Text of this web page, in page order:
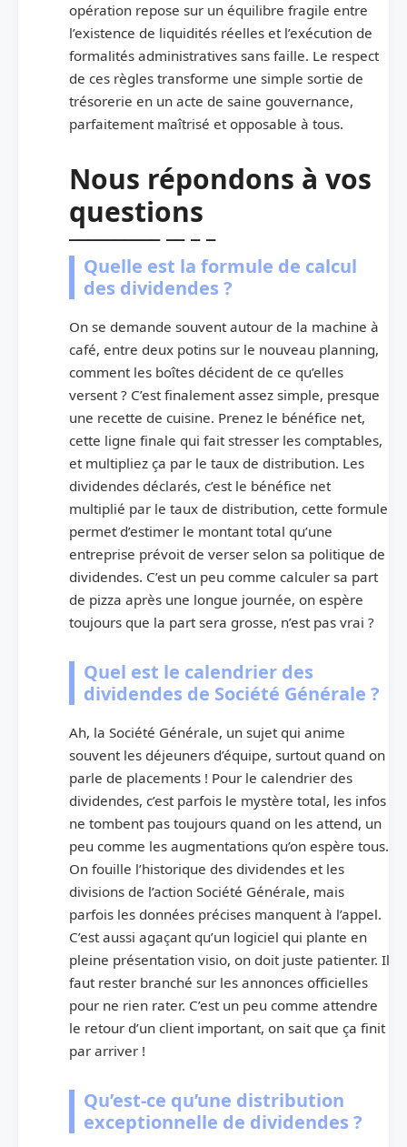
opération repose sur un équilibre fragile entre
l’existence de liquidités réelles et l’exécution de
formalités administratives sans faille. Le respect
de ces règles transforme une simple sortie de
trésorerie en un acte de saine gouvernance,
parfaitement maîtrisé et opposable à tous.
Nous répondons à vos
questions
Quelle est la formule de calcul
des dividendes ?
On se demande souvent autour de la machine à
café, entre deux potins sur le nouveau planning,
comment les boîtes décident de ce qu’elles
versent ? C’est finalement assez simple, presque
une recette de cuisine. Prenez le bénéfice net,
cette ligne finale qui fait stresser les comptables,
et multipliez ça par le taux de distribution. Les
dividendes déclarés, c’est le bénéfice net
multiplié par le taux de distribution, cette formule
permet d’estimer le montant total qu’une
entreprise prévoit de verser selon sa politique de
dividendes. C’est un peu comme calculer sa part
de pizza après une longue journée, on espère
toujours que la part sera grosse, n’est pas vrai ?
Quel est le calendrier des
dividendes de Société Générale ?
Ah, la Société Générale, un sujet qui anime
souvent les déjeuners d’équipe, surtout quand on
parle de placements ! Pour le calendrier des
dividendes, c’est parfois le mystère total, les infos
ne tombent pas toujours quand on les attend, un
peu comme les augmentations qu’on espère tous.
On fouille l’historique des dividendes et les
divisions de l’action Société Générale, mais
parfois les données précises manquent à l’appel.
C’est aussi agaçant qu’un logiciel qui plante en
pleine présentation visio, on doit juste patienter. Il
faut rester branché sur les annonces officielles
pour ne rien rater. C’est un peu comme attendre
le retour d’un client important, on sait que ça finit
par arriver !
Qu’est-ce qu’une distribution
exceptionnelle de dividendes ?